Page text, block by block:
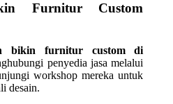
Furnitur Custom
bikin furnitur custom di
penyedia jasa melalui
workshop mereka untuk
desain.